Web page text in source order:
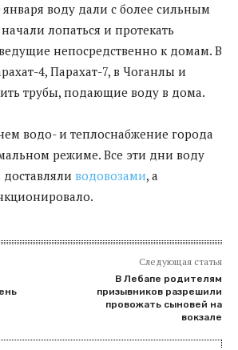
января воду дали с более сильным
лопаться и протекать
непосредственно к домам. В
4, Парахат-7, в Чоганлы и
трубы, подающие воду в дома.
водо- и теплоснабжение города
режиме. Все эти дни воду
водовозами, а
Следующая статья
В Лебапе родителям
призывников разрешили
провожать сыновей на
вокзале